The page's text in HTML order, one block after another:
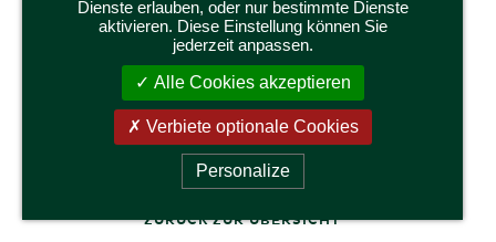
526/22/553
SERVIETTEN „REICH BEMALTE ENGEL“
Abmessung 33 x 33 cm
ZURÜCK ZUR ÜBERSICHT
Dienste erlauben, oder nur bestimmte Dienste
aktivieren. Diese Einstellung können Sie
jederzeit anpassen.
Alle Cookies akzeptieren
Verbiete optionale Cookies
Personalize